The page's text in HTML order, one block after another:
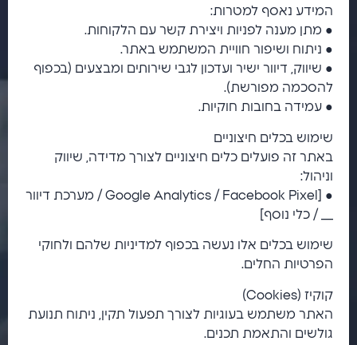
המידע נאסף למטרות:
● מתן מענה לפניות ויצירת קשר עם הלקוחות.
● ניתוח ושיפור חוויית המשתמש באתר.
● שיווק, דיוור ישיר ועדכון לגבי שירותים ומבצעים (בכפוף
להסכמה מפורשת).
● עמידה בחובות חוקיות.
שימוש בכלים חיצוניים
באתר זה פועלים כלים חיצוניים לצורך מדידה, שיווק
וניהול:
● [Google Analytics / Facebook Pixel / מערכת דיוור
___ / כלי נוסף]
שימוש בכלים אלו נעשה בכפוף למדיניות שלהם ולחוקי
הפרטיות החלים.
קוקיז (Cookies)
האתר משתמש בעוגיות לצורך תפעול תקין, ניתוח תנועת
גולשים והתאמת תכנים.